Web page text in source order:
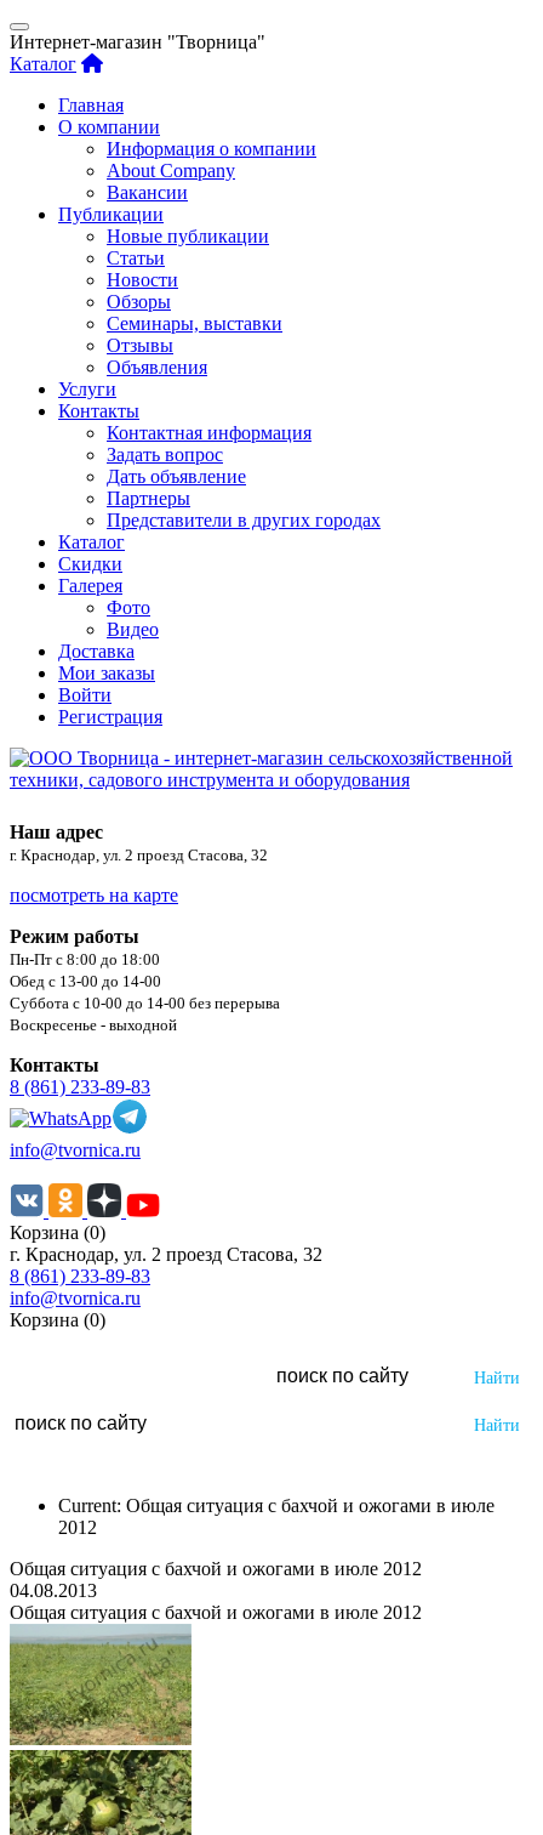
Интернет-магазин "Творница"
Каталог
Главная
О компании
Информация о компании
About Company
Вакансии
Публикации
Новые публикации
Статьи
Новости
Обзоры
Семинары, выставки
Отзывы
Объявления
Услуги
Контакты
Контактная информация
Задать вопрос
Дать объявление
Партнеры
Представители в других городах
Каталог
Скидки
Галерея
Фото
Видео
Доставка
Мои заказы
Войти
Регистрация
Наш адрес
г. Краснодар, ул. 2 проезд Стасова, 32
посмотреть на карте
Режим работы
Пн-Пт с 8:00 до 18:00
Обед с 13-00 до 14-00
Суббота с 10-00 до 14-00 без перерыва
Воскресенье - выходной
Контакты
8 (861) 233-89-83
info@tvornica.ru
Корзина (0)
г. Краснодар, ул. 2 проезд Стасова, 32
8 (861) 233-89-83
info@tvornica.ru
Корзина (0)
Current: Общая ситуация с бахчой и ожогами в июле
2012
Общая ситуация с бахчой и ожогами в июле 2012
04.08.2013
Общая ситуация с бахчой и ожогами в июле 2012